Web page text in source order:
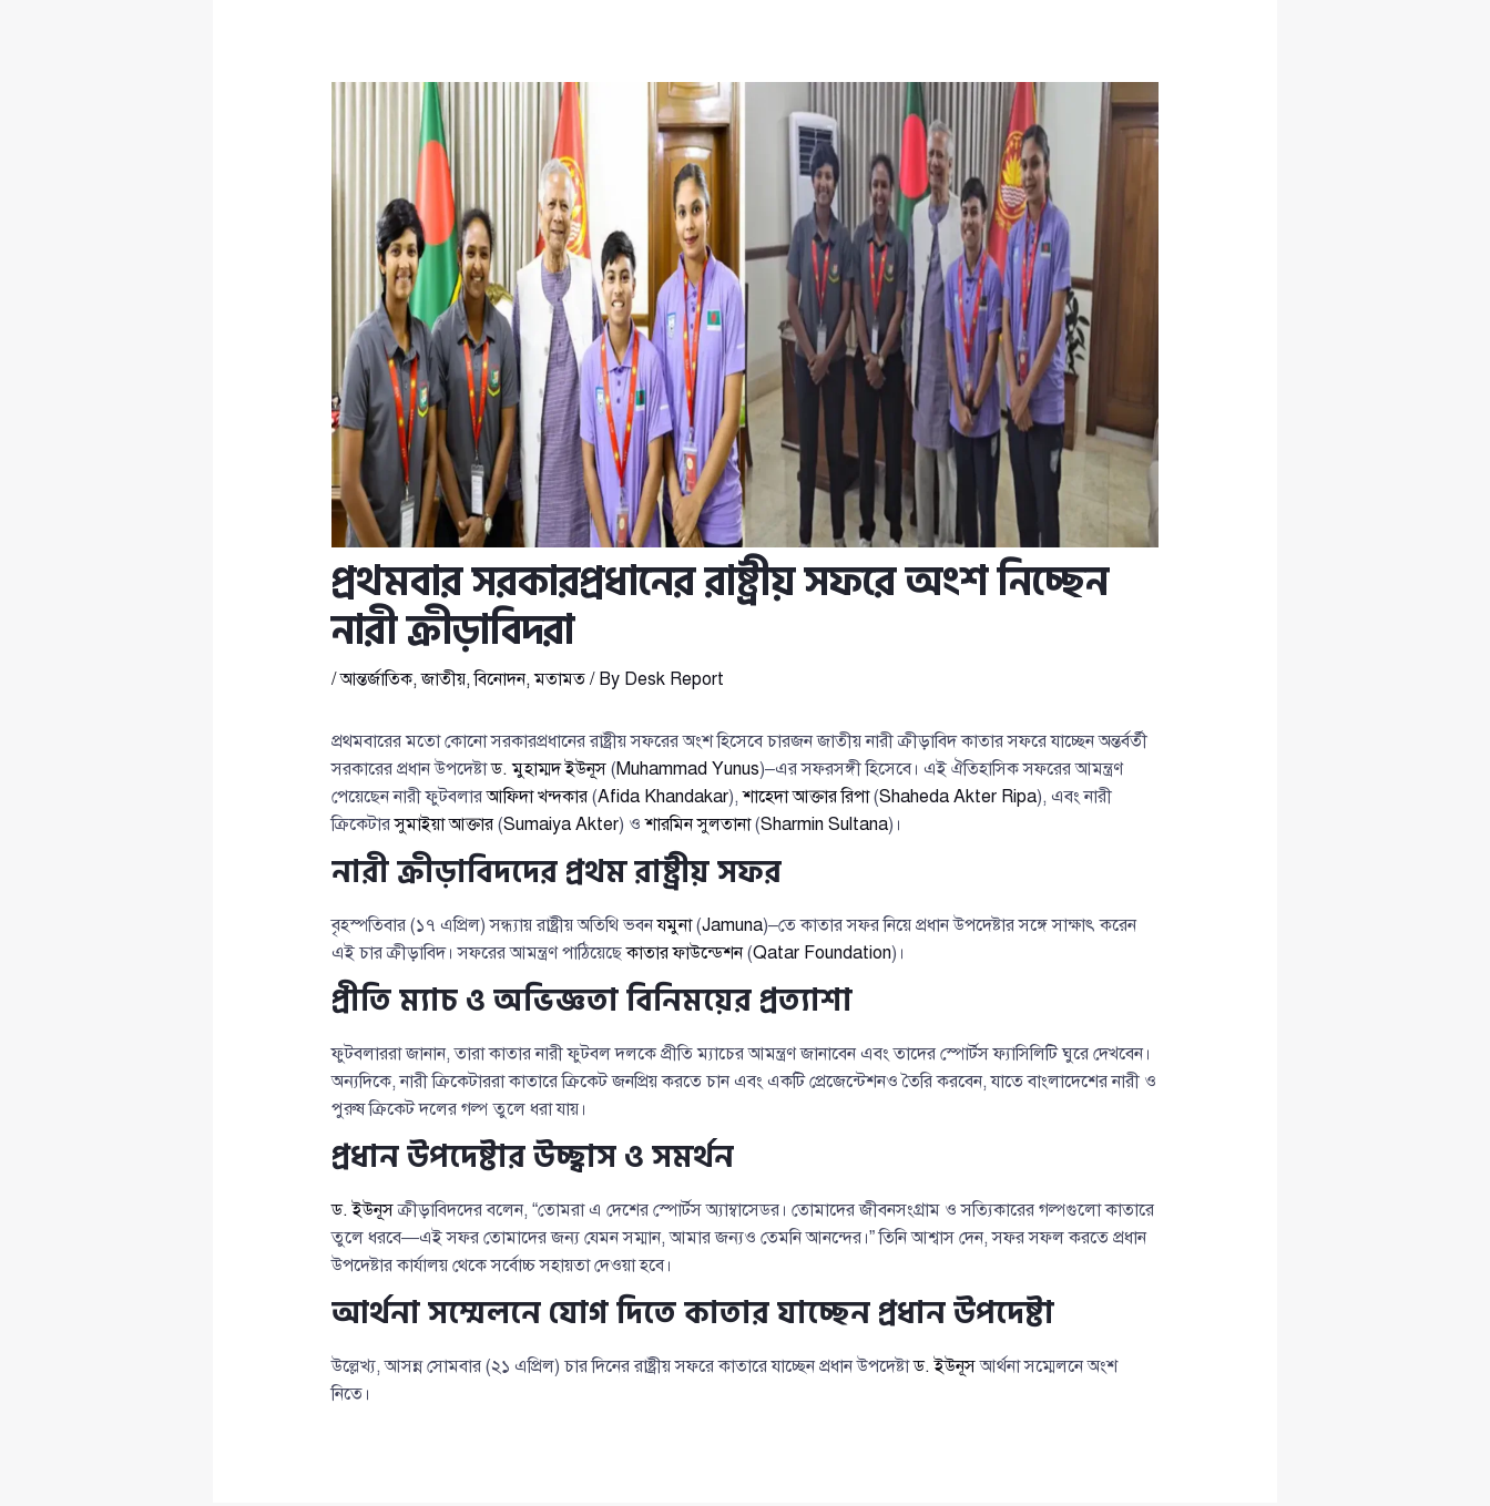
প্রথমবার সরকারপ্রধানের রাষ্ট্রীয় সফরে অংশ নিচ্ছেন
নারী ক্রীড়াবিদরা
/আন্তর্জাতিক,জাতীয়,বিনোদন,মতামত/ By Desk Report
প্রথমবারের মতো কোনো সরকারপ্রধানের রাষ্ট্রীয় সফরের অংশ হিসেবে চারজন জাতীয় নারী ক্রীড়াবিদ কাতার সফরে যাচ্ছেন অন্তর্বর্তী
সরকারের প্রধান উপদেষ্টাড. মুহাম্মদ ইউনূস(Muhammad Yunus)–এর সফরসঙ্গী হিসেবে। এই ঐতিহাসিক সফরের আমন্ত্রণ
পেয়েছেন নারী ফুটবলারআফিদা খন্দকার(Afida Khandakar), ⁠শাহেদা আক্তার রিপা(Shaheda Akter Ripa), এবং নারী
ক্রিকেটারসুমাইয়া আক্তার(Sumaiya Akter) ওশারমিন সুলতানা(Sharmin Sultana)।
নারী ক্রীড়াবিদদের প্রথম রাষ্ট্রীয় সফর
বৃহস্পতিবার (১৭ এপ্রিল) সন্ধ্যায় রাষ্ট্রীয় অতিথি ভবনযমুনা(Jamuna)–তে কাতার সফর নিয়ে প্রধান উপদেষ্টার সঙ্গে সাক্ষাৎ করেন
এই চার ক্রীড়াবিদ। সফরের আমন্ত্রণ পাঠিয়েছেকাতার ফাউন্ডেশন(Qatar Foundation)।
প্রীতি ম্যাচ ও অভিজ্ঞতা বিনিময়ের প্রত্যাশা
ফুটবলাররা জানান, তারা কাতার নারী ফুটবল দলকে প্রীতি ম্যাচের আমন্ত্রণ জানাবেন এবং তাদের স্পোর্টস ফ্যাসিলিটি ঘুরে দেখবেন।
অন্যদিকে, নারী ক্রিকেটাররা কাতারে ক্রিকেট জনপ্রিয় করতে চান এবং একটি প্রেজেন্টেশনও তৈরি করবেন, যাতে বাংলাদেশের নারী ও
পুরুষ ক্রিকেট দলের গল্প তুলে ধরা যায়।
প্রধান উপদেষ্টার উচ্ছ্বাস ও সমর্থন
ড. ইউনূসক্রীড়াবিদদের বলেন, “তোমরা এ দেশের স্পোর্টস অ্যাম্বাসেডর। তোমাদের জীবনসংগ্রাম ও সত্যিকারের গল্পগুলো কাতারে
তুলে ধরবে—এই সফর তোমাদের জন্য যেমন সম্মান, আমার জন্যও তেমনি আনন্দের।” তিনি আশ্বাস দেন, সফর সফল করতে প্রধান
উপদেষ্টার কার্যালয় থেকে সর্বোচ্চ সহায়তা দেওয়া হবে।
আর্থনা সম্মেলনে যোগ দিতে কাতার যাচ্ছেন প্রধান উপদেষ্টা
উল্লেখ্য, আসন্ন সোমবার (২১ এপ্রিল) চার দিনের রাষ্ট্রীয় সফরে কাতারে যাচ্ছেন প্রধান উপদেষ্টাড. ইউনূসআর্থনা সম্মেলনে অংশ
নিতে।